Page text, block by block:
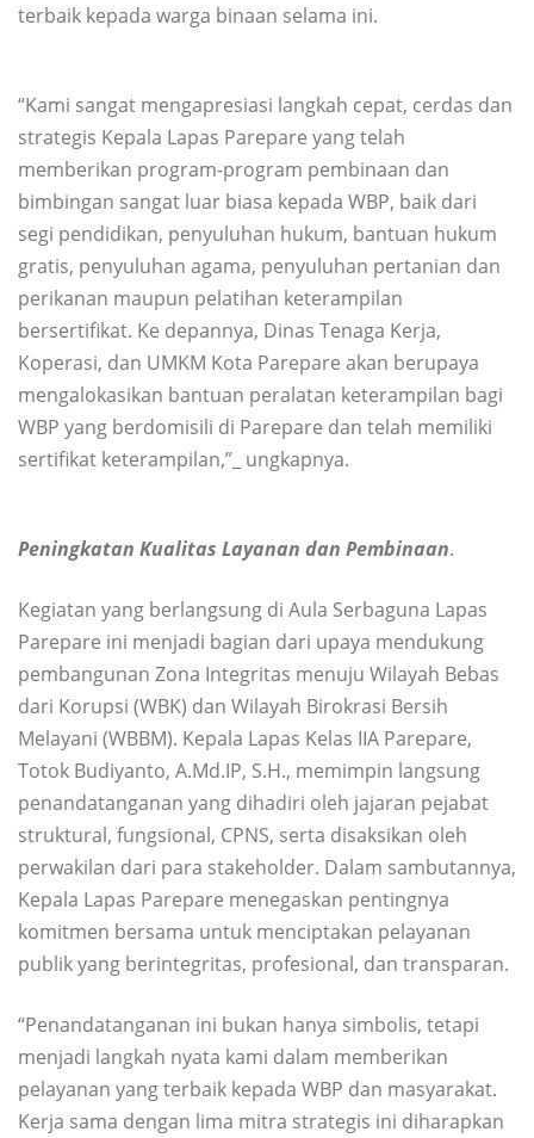
terbaik kepada warga binaan selama ini.
“Kami sangat mengapresiasi langkah cepat, cerdas dan
strategis Kepala Lapas Parepare yang telah
memberikan program-program pembinaan dan
bimbingan sangat luar biasa kepada WBP, baik dari
segi pendidikan, penyuluhan hukum, bantuan hukum
gratis, penyuluhan agama, penyuluhan pertanian dan
perikanan maupun pelatihan keterampilan
bersertifikat. Ke depannya, Dinas Tenaga Kerja,
Koperasi, dan UMKM Kota Parepare akan berupaya
mengalokasikan bantuan peralatan keterampilan bagi
WBP yang berdomisili di Parepare dan telah memiliki
sertifikat keterampilan,”_ ungkapnya.
Peningkatan Kualitas Layanan dan Pembinaan.
Kegiatan yang berlangsung di Aula Serbaguna Lapas
Parepare ini menjadi bagian dari upaya mendukung
pembangunan Zona Integritas menuju Wilayah Bebas
dari Korupsi (WBK) dan Wilayah Birokrasi Bersih
Melayani (WBBM). Kepala Lapas Kelas IIA Parepare,
Totok Budiyanto, A.Md.IP, S.H., memimpin langsung
penandatanganan yang dihadiri oleh jajaran pejabat
struktural, fungsional, CPNS, serta disaksikan oleh
perwakilan dari para stakeholder. Dalam sambutannya,
Kepala Lapas Parepare menegaskan pentingnya
komitmen bersama untuk menciptakan pelayanan
publik yang berintegritas, profesional, dan transparan.
“Penandatanganan ini bukan hanya simbolis, tetapi
menjadi langkah nyata kami dalam memberikan
pelayanan yang terbaik kepada WBP dan masyarakat.
Kerja sama dengan lima mitra strategis ini diharapkan